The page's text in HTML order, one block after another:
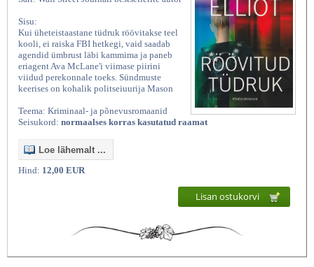
Sisu:
Kui üheteistaastane tüdruk röövitakse teel
kooli, ei raiska FBI hetkegi, vaid saadab
agendid ümbrust läbi kammima ja paneb
eriagent Ava McLane'i viimase piirini
viidud perekonnale toeks. Sündmuste
keerises on kohalik politseiuurija Mason
Teema: Kriminaal- ja põnevusromaanid
Seisukord: normaalses korras kasutatud raamat
Loe lähemalt ...
Hind: 12,00 EUR
Lisan ostukorvi